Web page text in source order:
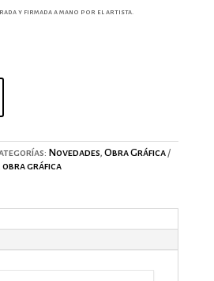
y firmada a mano por el artista.
Novedades, Obra Gráfica
obra gráfica